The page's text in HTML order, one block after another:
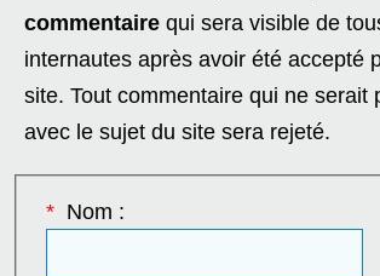
commentaire qui sera visible de
internautes après avoir été accepté
site. Tout commentaire qui ne serait
avec le sujet du site sera rejeté.
*Nom :